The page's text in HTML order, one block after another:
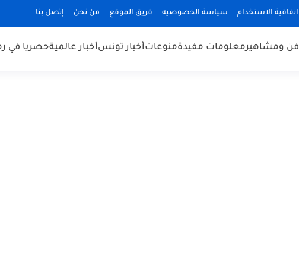
اتفاقية الاستخدام سياسة الخصوصيه فريق الموقع من نحن إتصل بنا
فن ومشاهيرمعلومات مفيدةمنوعاتأخبار تونسأخبار عالميةحصريا في